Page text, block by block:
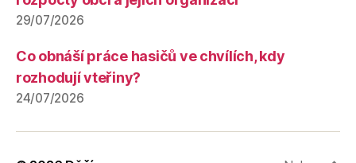
29/07/2026
Co obnáší práce hasičů ve chvílích, kdy
rozhodují vteřiny?
24/07/2026